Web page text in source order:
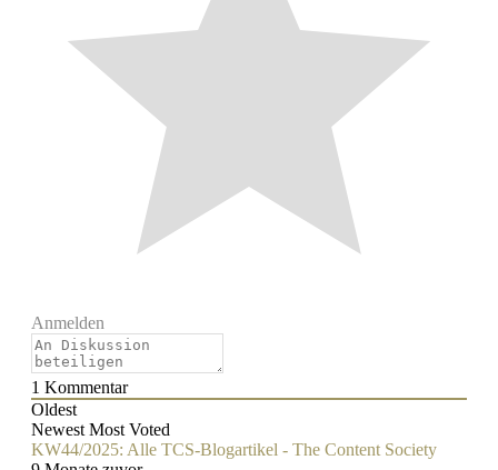
Anmelden
1 Kommentar
Oldest
Newest Most Voted
KW44/2025: Alle TCS-Blogartikel - The Content Society